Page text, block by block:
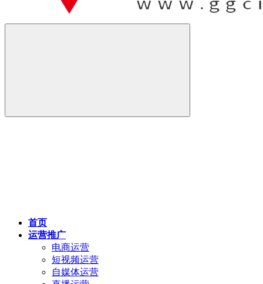
首页
运营推广
电商运营
短视频运营
自媒体运营